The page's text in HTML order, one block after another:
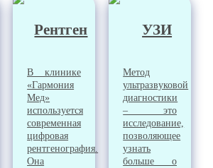
Рентген
В клинике
«Гармония
Мед»
используется
современная
цифровая
рентгенография.
Она
УЗИ
Метод
ультразвуковой
диагностики
– это
исследование,
позволяющее
узнать
больше о